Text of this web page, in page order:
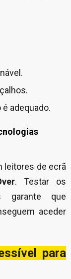
adequado.
leitores de ecrã
. Testar os
garante que
aceder
para